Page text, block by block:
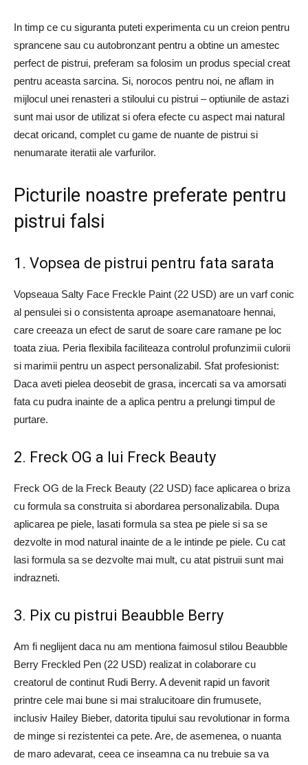
In timp ce cu siguranta puteti experimenta cu un creion pentru
sprancene sau cu autobronzant pentru a obtine un amestec
perfect de pistrui, preferam sa folosim un produs special creat
pentru aceasta sarcina. Si, norocos pentru noi, ne aflam in
mijlocul unei renasteri a stiloului cu pistrui – optiunile de astazi
sunt mai usor de utilizat si ofera efecte cu aspect mai natural
decat oricand, complet cu game de nuante de pistrui si
nenumarate iteratii ale varfurilor.
Picturile noastre preferate pentru
pistrui falsi
1. Vopsea de pistrui pentru fata sarata
Vopseaua Salty Face Freckle Paint (22 USD) are un varf conic
al pensulei si o consistenta aproape asemanatoare hennai,
care creeaza un efect de sarut de soare care ramane pe loc
toata ziua. Peria flexibila faciliteaza controlul profunzimii culorii
si marimii pentru un aspect personalizabil. Sfat profesionist:
Daca aveti pielea deosebit de grasa, incercati sa va amorsati
fata cu pudra inainte de a aplica pentru a prelungi timpul de
purtare.
2. Freck OG a lui Freck Beauty
Freck OG de la Freck Beauty (22 USD) face aplicarea o briza
cu formula sa construita si abordarea personalizabila. Dupa
aplicarea pe piele, lasati formula sa stea pe piele si sa se
dezvolte in mod natural inainte de a le intinde pe piele. Cu cat
lasi formula sa se dezvolte mai mult, cu atat pistruii sunt mai
indrazneti.
3. Pix cu pistrui Beaubble Berry
Am fi neglijent daca nu am mentiona faimosul stilou Beaubble
Berry Freckled Pen (22 USD) realizat in colaborare cu
creatorul de continut Rudi Berry. A devenit rapid un favorit
printre cele mai bune si mai stralucitoare din frumusete,
inclusiv Hailey Bieber, datorita tipului sau revolutionar in forma
de minge si rezistentei ca pete. Are, de asemenea, o nuanta
de maro adevarat, ceea ce inseamna ca nu trebuie sa va